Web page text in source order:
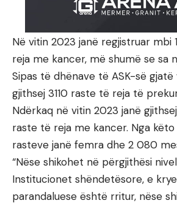
Në vitin 2023 janë regjistruar mbi
reja me kancer, më shumë se sa
Sipas të dhënave të ASK-së
gjithsej 3110 raste të reja të
Ndërkaq në vitin 2023 janë
raste të reja me kancer. Nga
rasteve janë femra dhe 2 080
“Nëse shikohet në përgjithësi
Institucionet shëndetësore, e
parandaluese është rritur, nëse